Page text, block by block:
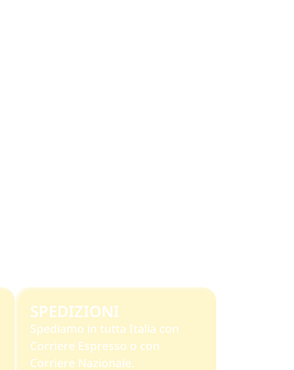
SPEDIZIONI
Spediamo in tutta Italia con
Corriere Espresso o con
Corriere Nazionale.